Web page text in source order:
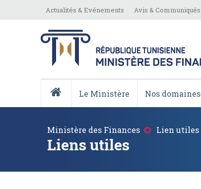
Menu
Actualités & Evénements Avis & Communiqués
Principale
Le Ministère Nos domaines
Fil
Ministère des Finances Lien utiles
Liens utiles